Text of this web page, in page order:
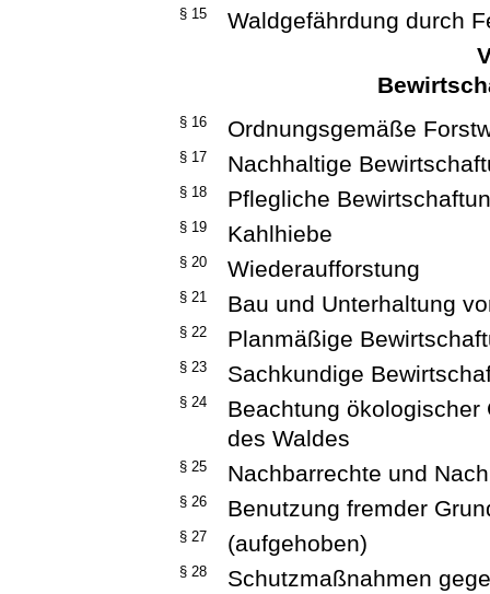
§ 15
Waldgefährdung durch
§ 16 Ordnungsgemäße
§ 17 Nachhaltige
§ 18 Pflegliche
§ 19 Kahlhiebe
§ 20 Wiederaufforstung
§ 21 Bau und Unterhaltung
§ 22 Planmäßige
§ 23 Sachkundige
§ 24
Beachtung
des Waldes
§ 25 Nachbarrechte und
§ 26 Benutzung fremder
§ 27 (aufgehoben)
§ 28
Schutzmaßnahmen